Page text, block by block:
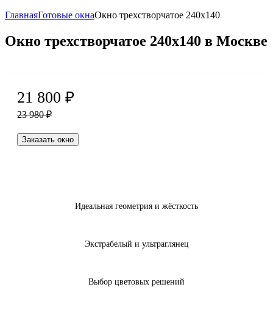
ГлавнаяГотовые окнаОкно трехстворчатое 240x140
Окно трехстворчатое 240x140 в Москве
21 800 ₽
23 980₽
Заказать окно
Идеальная геометрия и жёсткость
Экстрабелый и ультраглянец
Выбор цветовых решений